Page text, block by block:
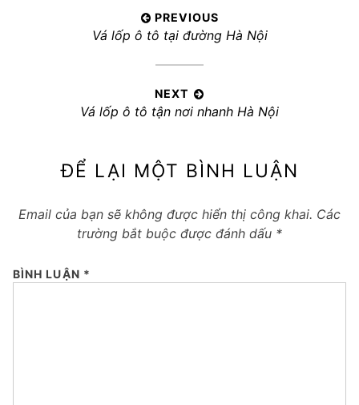
PREVIOUS
Previous
Vá lốp ô tô tại đường Hà Nội
NEXT
Next
Vá lốp ô tô tận nơi nhanh Hà Nội
ĐỂ LẠI MỘT BÌNH LUẬN
Email của bạn sẽ không được hiển thị công khai. Các
trường bắt buộc được đánh dấu *
BÌNH LUẬN *